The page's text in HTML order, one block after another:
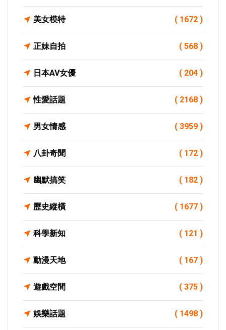
美女模特 ( 1672 )
正妹自拍 ( 568 )
日本AV女優 ( 204 )
性愛話題 ( 2168 )
男女情感 ( 3959 )
八卦奇聞 ( 172 )
幽默搞笑 ( 182 )
歷史縱橫 ( 1677 )
科學新知 ( 121 )
動漫天地 ( 167 )
遊戲空間 ( 375 )
娛樂話題 ( 1498 )